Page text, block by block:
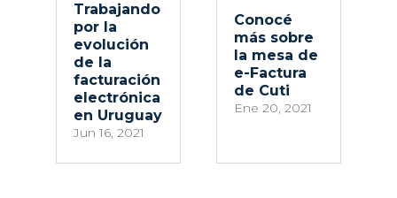
Trabajando
por la
evolución
de la
facturación
electrónica
en Uruguay
Jun 16, 2021
Conocé
más sobre
la mesa de
e-Factura
de Cuti
Ene 20, 2021